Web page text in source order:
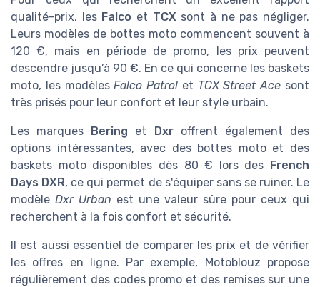
qualité-prix, les Falco et TCXsont à ne pas négliger.
Leurs modèles de bottes moto commencent souvent à
120 €, mais en période de promo, les prix peuvent
descendre jusqu’à 90 €. En ce qui concerne les baskets
moto, les modèlesFalco Patrol et TCX Street Ace sont
très prisés pour leur confort et leur style urbain.
Les marques Bering et Dxroffrent également des
options intéressantes, avec des bottes moto et des
baskets moto disponibles dès 80 € lors des French
Days DXR, ce qui permet de s'équiper sans se ruiner. Le
modèle Dxr Urban est une valeur sûre pour ceux qui
recherchent à la fois confort et sécurité.
Il est aussi essentiel de comparer les prix et de vérifier
les offres en ligne. Par exemple, Motoblouz propose
régulièrement des codes promo et des remises sur une